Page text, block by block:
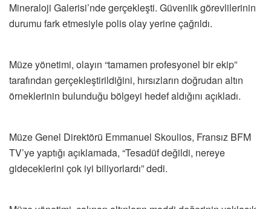
Mineraloji Galerisi’nde gerçekleşti. Güvenlik görevlilerinin
durumu fark etmesiyle polis olay yerine çağrıldı.
Müze yönetimi, olayın “tamamen profesyonel bir ekip”
tarafından gerçekleştirildiğini, hırsızların doğrudan altın
örneklerinin bulunduğu bölgeyi hedef aldığını açıkladı.
Müze Genel Direktörü Emmanuel Skoulios, Fransız BFM
TV’ye yaptığı açıklamada, “Tesadüf değildi, nereye
gideceklerini çok iyi biliyorlardı” dedi.